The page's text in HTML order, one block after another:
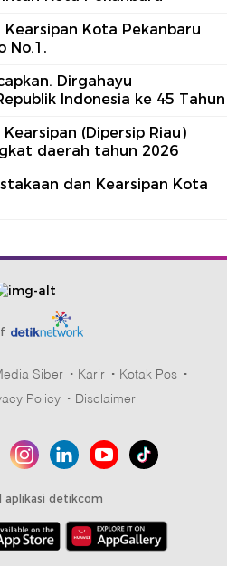
Kota Pekanbaru
No.1,
Dirgahayu
Indonesia ke 45 Tahun
(Dipersip Riau)
daerah tahun 2026
dan Kearsipan Kota
Siber Karir
Kotak Pos
Policy Disclaimer
aplikasi detikcom